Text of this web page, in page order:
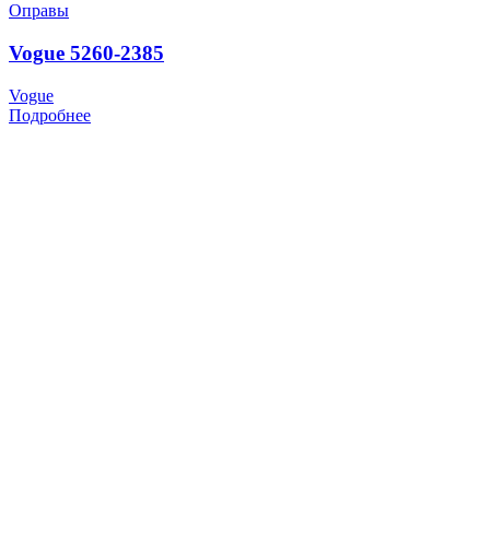
Оправы
Vogue 5260-2385
Vogue
Подробнее